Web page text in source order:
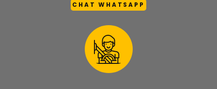
CHAT WHATSAPP